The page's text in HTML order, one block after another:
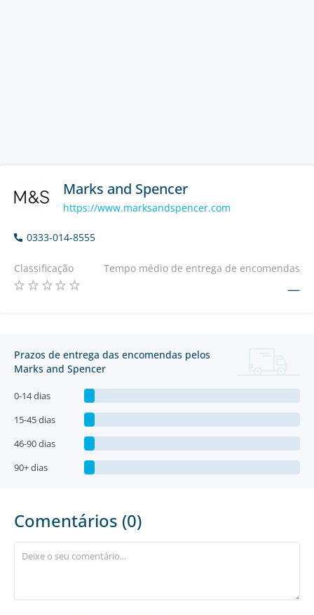
Marks and Spencer
https://www.marksandspencer.com
0333-014-8555
Classificação Tempo médio de entrega de encomendas
—
Prazos de entrega das encomendas pelos
Marks and Spencer
0-14 dias
15-45 dias
46-90 dias
90+ dias
Comentários (0)